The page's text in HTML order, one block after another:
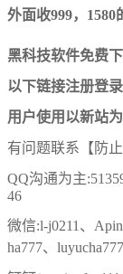
外面收999，
黑科技软件免费
以下链接注册登
用户使用以新站
有问题联系【防
QQ沟通为主
46
微信:l-j0211、
ha777、